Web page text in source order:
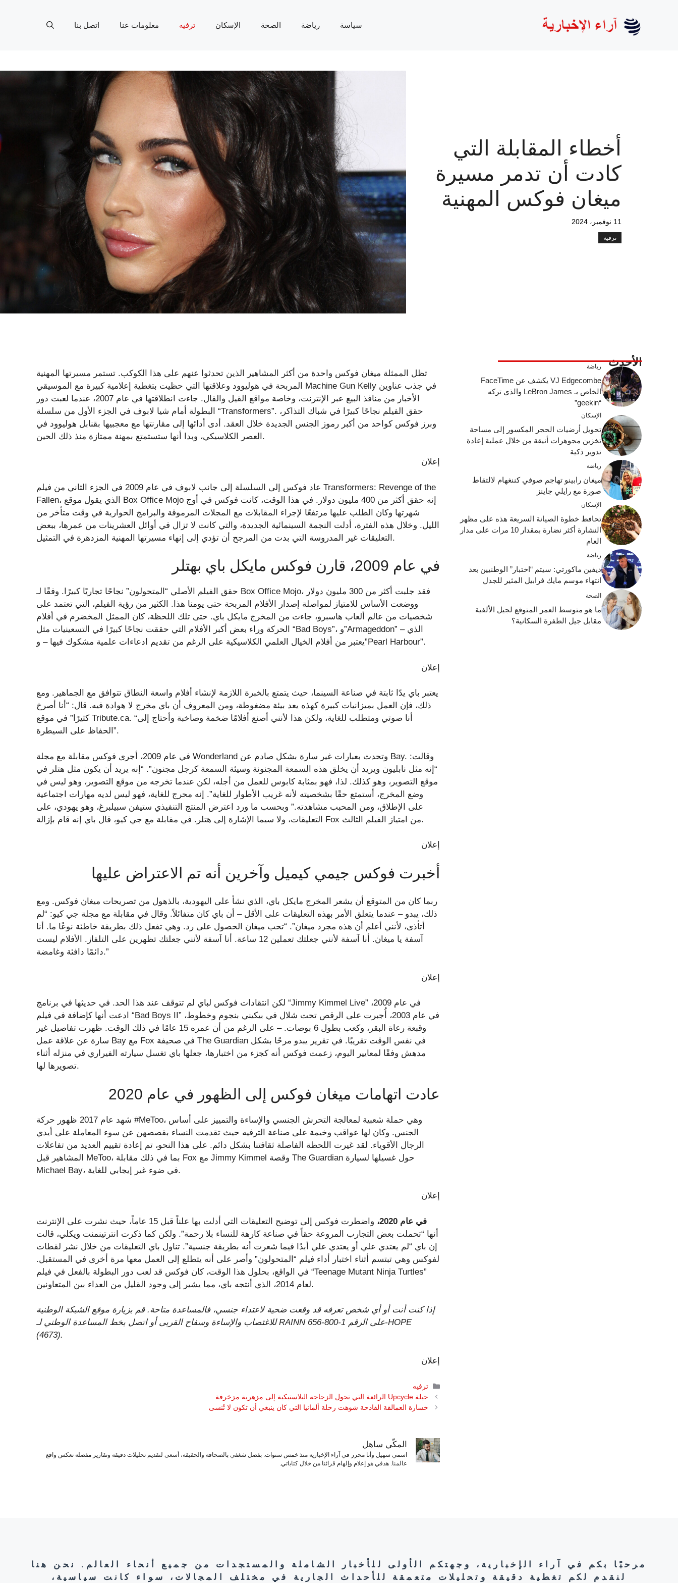
سياسة رياضة الصحة الإسكان ترفيه معلومات عنا اتصل بنا
أخطاء المقابلة التي
كادت أن تدمر مسيرة
ميغان فوكس المهنية
11 نوفمبر، 2024
ترفيه
تظل الممثلة ميغان فوكس واحدة من أكثر المشاهير الذين تحدثوا عنهم على هذا الكوكب. تستمر مسيرتها المهنية
المربحة في هوليوود وعلاقتها التي حظيت بتغطية إعلامية كبيرة مع الموسيقي Machine Gun Kelly في جذب عناوين
الأخبار من منافذ البيع عبر الإنترنت، وخاصة مواقع القيل والقال. جاءت انطلاقتها في عام 2007، عندما لعبت دور
البطولة أمام شيا لابوف في الجزء الأول من سلسلة “Transformers”. حقق الفيلم نجاحًا كبيرًا في شباك التذاكر،
وبرز فوكس كواحد من أكبر رموز الجنس الجديدة خلال العقد. أدى أدائها إلى مقارنتها مع معجبيها بقنابل هوليوود في
العصر الكلاسيكي، وبدا أنها ستستمتع بمهنة ممتازة منذ ذلك الحين.
إعلان
عاد فوكس إلى السلسلة إلى جانب لابوف في عام 2009 في الجزء الثاني من فيلم Transformers: Revenge of the
Fallen، الذي يقول موقع Box Office Mojo إنه حقق أكثر من 400 مليون دولار. في هذا الوقت، كانت فوكس في أوج
شهرتها وكان الطلب عليها مرتفعًا لإجراء المقابلات مع المجلات المرموقة والبرامج الحوارية في وقت متأخر من
الليل. وخلال هذه الفترة، أدلت النجمة السينمائية الجديدة، والتي كانت لا تزال في أوائل العشرينات من عمرها، ببعض
التعليقات غير المدروسة التي بدت من المرجح أن تؤدي إلى إنهاء مسيرتها المهنية المزدهرة في التمثيل.
في عام 2009، قارن فوكس مايكل باي بهتلر
حقق الفيلم الأصلي “المتحولون” نجاحًا تجاريًا كبيرًا. وفقًا لـ Box Office Mojo، فقد جلبت أكثر من 300 مليون دولار
ووضعت الأساس للامتياز لمواصلة إصدار الأفلام المربحة حتى يومنا هذا. الكثير من رؤية الفيلم، التي تعتمد على
شخصيات من عالم ألعاب هاسبرو، جاءت من المخرج مايكل باي. حتى تلك اللحظة، كان الممثل المخضرم في أفلام
الحركة وراء بعض أكبر الأفلام التي حققت نجاحًا كبيرًا في التسعينيات مثل “Bad Boys”، و”Armageddon” – الذي
يعتبر من أفلام الخيال العلمي الكلاسيكية على الرغم من تقديم ادعاءات علمية مشكوك فيها – و”Pearl Harbour”.
إعلان
يعتبر باي يدًا ثابتة في صناعة السينما، حيث يتمتع بالخبرة اللازمة لإنشاء أفلام واسعة النطاق تتوافق مع الجماهير. ومع
ذلك، فإن العمل بميزانيات كبيرة كهذه يعد بيئة مضغوطة، ومن المعروف أن باي مخرج لا هوادة فيه. قال: “أنا أصرخ
كثيرًا” في موقع Tribute.ca. “أنا صوتي ومتطلب للغاية، ولكن هذا لأنني أصنع أفلامًا ضخمة وصاخبة وأحتاج إلى
الحفاظ على السيطرة”.
في عام 2009، أجرى فوكس مقابلة مع مجلة Wonderland وتحدث بعبارات غير سارة بشكل صادم عن Bay. وقالت:
“إنه مثل نابليون ويريد أن يخلق هذه السمعة المجنونة وسيئة السمعة كرجل مجنون”. “إنه يريد أن يكون مثل هتلر في
موقع التصوير، وهو كذلك. لذا، فهو بمثابة كابوس للعمل من أجله، لكن عندما تخرجه من موقع التصوير، وهو ليس في
وضع المخرج، أستمتع حقًا بشخصيته لأنه غريب الأطوار للغاية”. إنه محرج للغاية، فهو ليس لديه مهارات اجتماعية
على الإطلاق، ومن المحبب مشاهدته.” وبحسب ما ورد اعترض المنتج التنفيذي ستيفن سبيلبرغ، وهو يهودي، على
التعليقات، ولا سيما الإشارة إلى هتلر. في مقابلة مع جي كيو، قال باي إنه قام بإزالة Fox من امتياز الفيلم الثالث.
إعلان
أخبرت فوكس جيمي كيميل وآخرين أنه تم الاعتراض عليها
ربما كان من المتوقع أن يشعر المخرج مايكل باي، الذي نشأ على اليهودية، بالذهول من تصريحات ميغان فوكس. ومع
ذلك، يبدو – عندما يتعلق الأمر بهذه التعليقات على الأقل – أن باي كان متفائلاً. وقال في مقابلة مع مجلة جي كيو: “لم
أتأذى، لأنني أعلم أن هذه مجرد ميغان”. “تحب ميغان الحصول على رد. وهي تفعل ذلك بطريقة خاطئة نوعًا ما. أنا
آسفة يا ميغان. أنا آسفة لأنني جعلتك تعملين 12 ساعة. أنا آسفة لأنني جعلتك تظهرين على التلفاز. الأفلام ليست
دائمًا دافئة وغامضة.”
إعلان
لكن انتقادات فوكس لباي لم تتوقف عند هذا الحد. في حديثها في برنامج “Jimmy Kimmel Live” في عام 2009،
ادعت أنها كإضافة في فيلم “Bad Boys II” في عام 2003، أُجبرت على الرقص تحت شلال في بيكيني بنجوم وخطوط،
وقبعة رعاة البقر، وكعب بطول 6 بوصات. – على الرغم من أن عمره 15 عامًا في ذلك الوقت. ظهرت تفاصيل غير
سارة عن علاقة عمل Bay مع Fox في صحيفة The Guardian في نفس الوقت تقريبًا. في تقرير يبدو مرحًا بشكل
مدهش وفقًا لمعايير اليوم، زعمت فوكس أنه كجزء من اختبارها، جعلها باي تغسل سيارته الفيراري في منزله أثناء
تصويرها لها.
عادت اتهامات ميغان فوكس إلى الظهور في عام 2020
شهد عام 2017 ظهور حركة #MeToo، وهي حملة شعبية لمعالجة التحرش الجنسي والإساءة والتمييز على أساس
الجنس. وكان لها عواقب وخيمة على صناعة الترفيه حيث تقدمت النساء بقصصهن عن سوء المعاملة على أيدي
الرجال الأقوياء. لقد غيرت اللحظة الفاصلة ثقافتنا بشكل دائم. على هذا النحو، تم إعادة تقييم العديد من تفاعلات
المشاهير قبل MeToo، بما في ذلك مقابلة Fox مع Jimmy Kimmel وقصة The Guardian حول غسيلها لسيارة
Michael Bay، في ضوء غير إيجابي للغاية.
إعلان
في عام 2020،
واضطرت فوكس إلى توضيح التعليقات التي أدلت بها علناً قبل 15 عاماً، حيث نشرت على الإنترنت
أنها “تحملت بعض التجارب المروعة حقاً في صناعة كارهة للنساء بلا رحمة”. ولكن كما ذكرت انترتينمنت ويكلي، قالت
إن باي “لم يعتدي علي أو يعتدي علي أبدًا فيما شعرت أنه بطريقة جنسية”. تناول باي التعليقات من خلال نشر لقطات
لفوكس وهي تبتسم أثناء اختبار أداء فيلم “المتحولون” وأصر على أنه يتطلع إلى العمل معها مرة أخرى في المستقبل.
في الواقع، بحلول هذا الوقت، كان فوكس قد لعب دور البطولة بالفعل في فيلم “Teenage Mutant Ninja Turtles”
لعام 2014، الذي أنتجه باي، مما يشير إلى وجود القليل من العداء بين المتعاونين.
إذا كنت أنت أو أي شخص تعرفه قد وقعت ضحية لاعتداء جنسي، فالمساعدة متاحة. قم بزيارة موقع الشبكة الوطنية
للاغتصاب والإساءة وسفاح القربى أو اتصل بخط المساعدة الوطني لـ RAINN على الرقم 1-800-656-HOPE
(4673).
إعلان
التصنيفات
ترفيه
حيلة Upcycle الرائعة التي تحول الزجاجة البلاستيكية إلى مزهرية مزخرفة
خسارة العمالقة الفادحة شوهت رحلة ألمانيا التي كان ينبغي أن تكون لا تُنسى
المكّي ساهل
اسمي سهيل وأنا محرر في آراء الإخبارية منذ خمس سنوات. بفضل شغفي بالصحافة والحقيقة، أسعى لتقديم تحليلات دقيقة وتقارير مفصلة تعكس واقع
عالمنا. هدفي هو إعلام وإلهام قرائنا من خلال كتاباتي.
الأحدث رياضة
VJ Edgecombe يكشف عن FaceTime
الخاص بـ LeBron James والذي تركه
“geekin”
الإسكان
تحويل أرضيات الحجر المكسور إلى مساحة
تخزين مجوهرات أنيقة من خلال عملية إعادة
تدوير ذكية
رياضة
ميغان رابينو تهاجم صوفي كننغهام لالتقاط
صورة مع رايلي جاينز
الإسكان
تحافظ خطوة الصيانة السريعة هذه على مظهر
النشارة أكثر نضارة بمقدار 10 مرات على مدار
العام
رياضة
ديفين ماكورتي: سيتم “اختبار” الوطنيين بعد
انتهاء موسم مايك فرابيل المثير للجدل
الصحة
ما هو متوسط ​​العمر المتوقع لجيل الألفية
مقابل جيل الطفرة السكانية؟
مرحبًا بكم في آراء الإخبارية، وجهتكم الأولى للأخبار الشاملة والمستجدات من جميع أنحاء العالم. نحن هنا
لنقدم لكم تغطية دقيقة وتحليلات متعمقة للأحداث الجارية في مختلف المجالات، سواء كانت سياسية،